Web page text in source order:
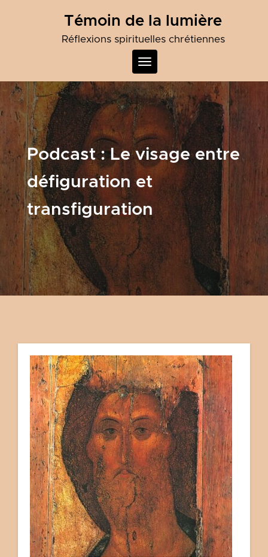
Témoin de la lumière
Réflexions spirituelles chrétiennes
Toggle
navigation
Podcast :Le visage entre
défiguration et
transfiguration